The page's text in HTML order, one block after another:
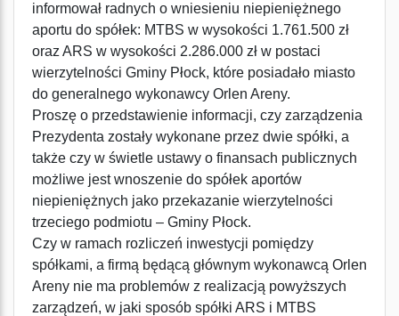
informował radnych o wniesieniu niepieniężnego
aportu do spółek: MTBS w wysokości 1.761.500 zł
oraz ARS w wysokości 2.286.000 zł w postaci
wierzytelności Gminy Płock, które posiadało miasto
do generalnego wykonawcy Orlen Areny.
Proszę o przedstawienie informacji, czy zarządzenia
Prezydenta zostały wykonane przez dwie spółki, a
także czy w świetle ustawy o finansach publicznych
możliwe jest wnoszenie do spółek aportów
niepieniężnych jako przekazanie wierzytelności
trzeciego podmiotu – Gminy Płock.
Czy w ramach rozliczeń inwestycji pomiędzy
spółkami, a firmą będącą głównym wykonawcą Orlen
Areny nie ma problemów z realizacją powyższych
zarządzeń, w jaki sposób spółki ARS i MTBS